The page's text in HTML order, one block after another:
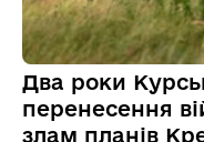
Два роки
перенесення
злам планів